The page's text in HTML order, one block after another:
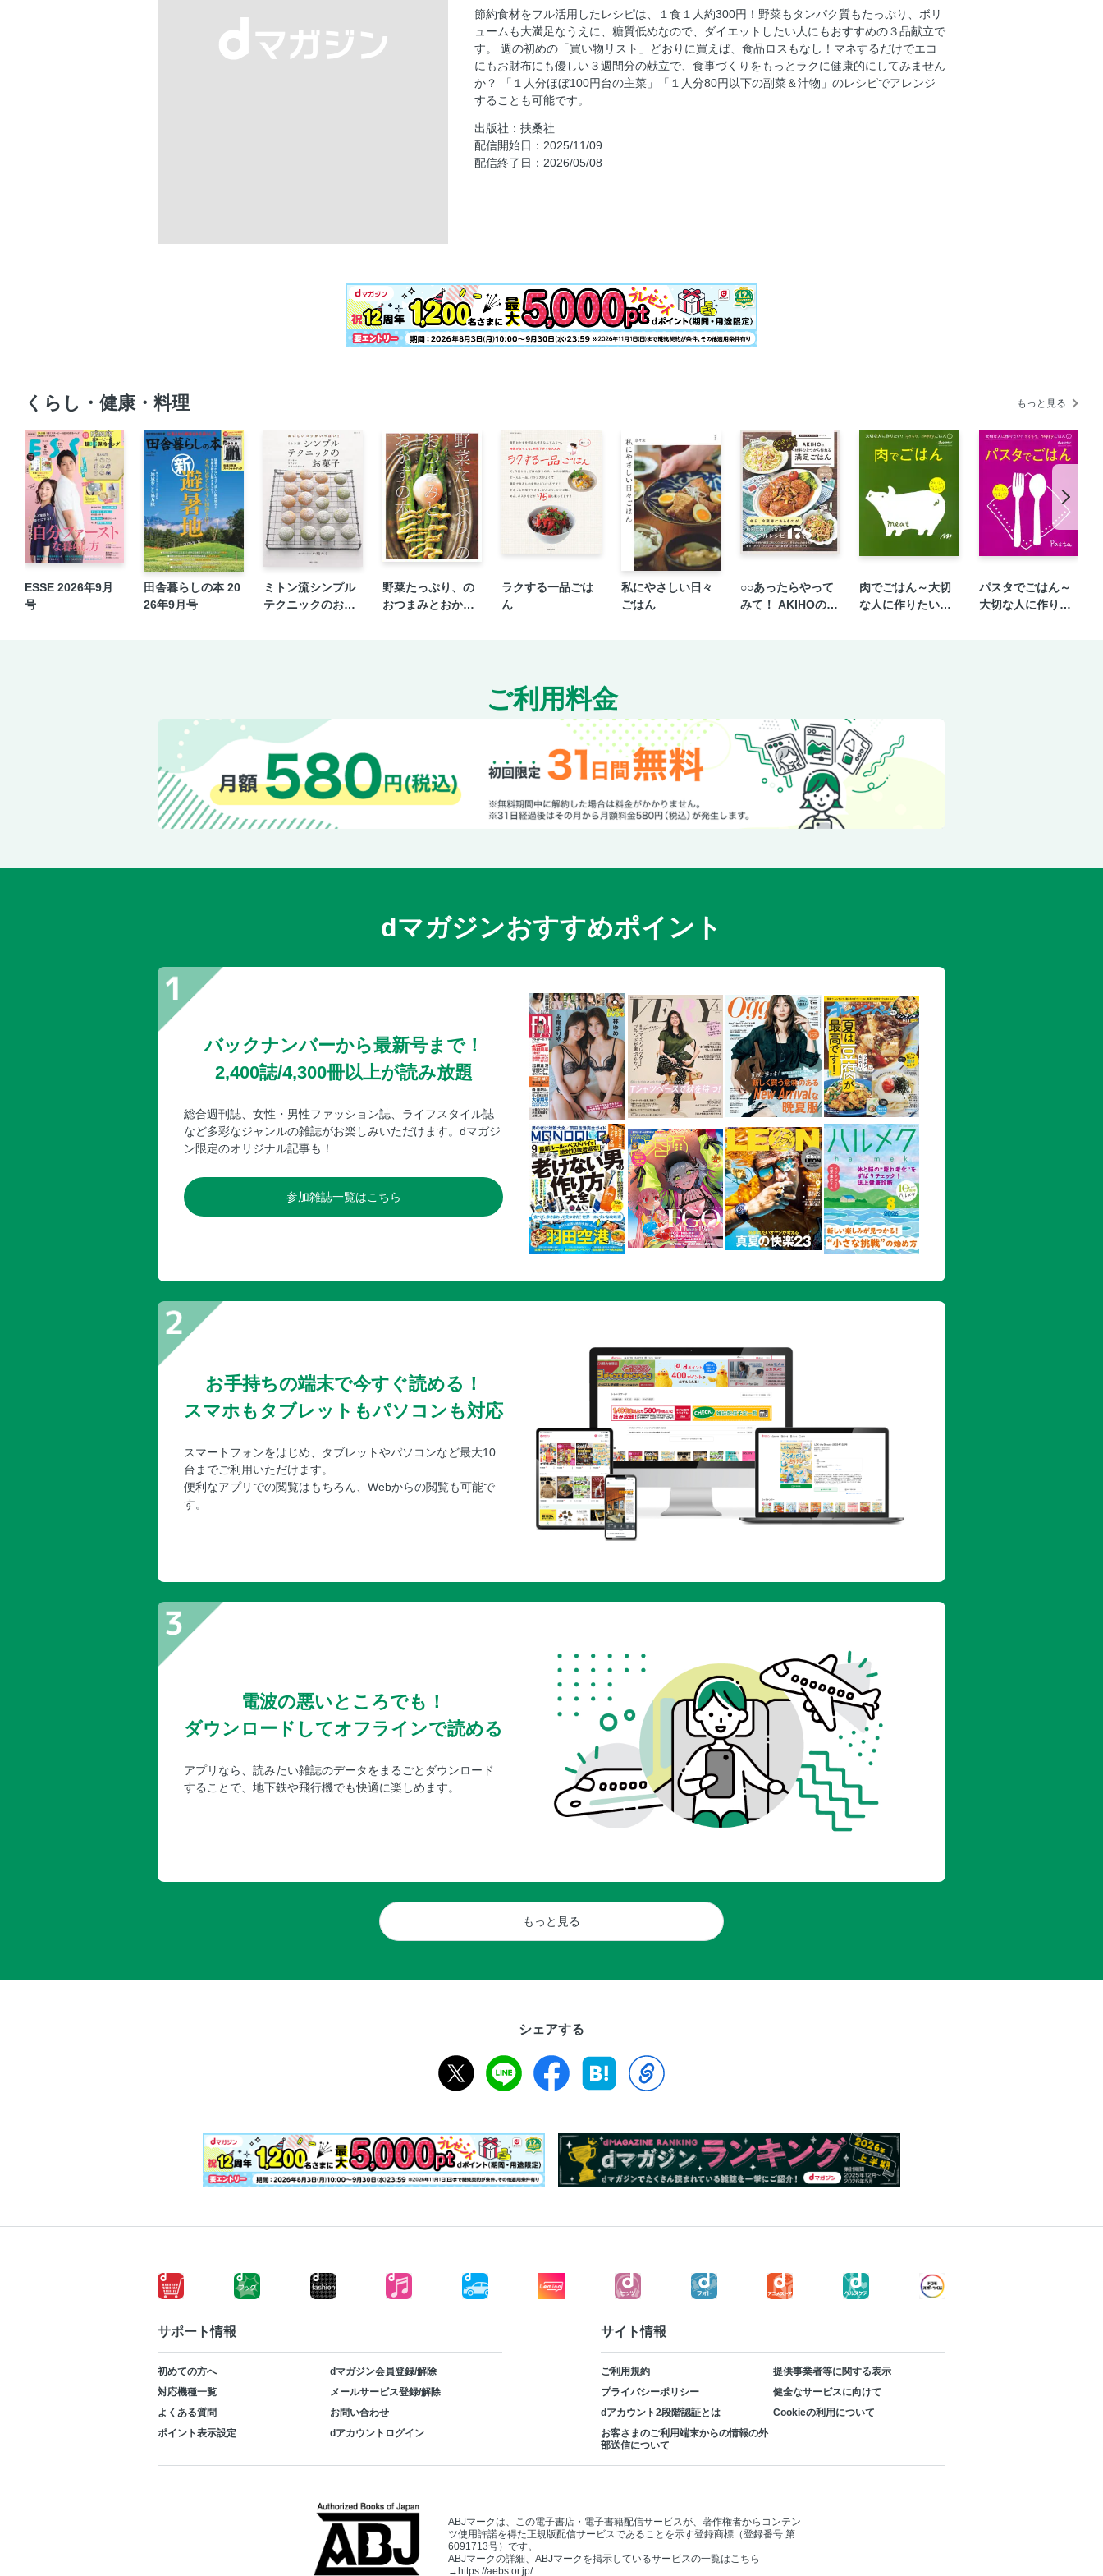
Part2 100円台！の主菜
Part3 80円以下！の副菜＆汁物
糖質オフの基本ルール5
裏表紙
節約食材をフル活用したレシピは、１食１人約300円！野菜もタンパク質もたっぷり、ボリ
ュームも大満足なうえに、糖質低めなので、ダイエットしたい人にもおすすめの３品献立で
す。 週の初めの「買い物リスト」どおりに買えば、食品ロスもなし！マネするだけでエコ
にもお財布にも優しい３週間分の献立で、食事づくりをもっとラクに健康的にしてみません
か？ 「１人分ほぼ100円台の主菜」「１人分80円以下の副菜＆汁物」のレシピでアレンジ
することも可能です。
出版社：扶桑社
配信開始日：2025/11/09
配信終了日：2026/05/08
くらし・健康・料理 もっと見る
ESSE 2026年9月
号
田舎暮らしの本 20
26年9月号
ミトン流シンプル
テクニックのお菓
野菜たっぷり、の
おつまみとおかず
ラクする一品ごは
ん
私にやさしい日々
ごはん
○○あったらやって
みて！ AKIHOの材
肉でごはん～大切
な人に作りたい！
パスタでごはん～
大切な人に作りた
ご利用料金
dマガジンおすすめポイント
バックナンバーから最新号まで！
2,400誌/4,300冊以上が読み放題
総合週刊誌、女性・男性ファッション誌、ライフスタイル誌
など多彩なジャンルの雑誌がお楽しみいただけます。dマガジ
ン限定のオリジナル記事も！
参加雑誌一覧はこちら
お手持ちの端末で今すぐ読める！
スマホもタブレットもパソコンも対応
スマートフォンをはじめ、タブレットやパソコンなど最大10
台までご利用いただけます。
便利なアプリでの閲覧はもちろん、Webからの閲覧も可能で
す。
電波の悪いところでも！
ダウンロードしてオフラインで読める
アプリなら、読みたい雑誌のデータをまるごとダウンロード
することで、地下鉄や飛行機でも快適に楽しめます。
もっと見る
シェアする
サポート情報
初めての方へ
dマガジン会員登録/解除
対応機種一覧
メールサービス登録/解除
よくある質問
お問い合わせ
ポイント表示設定
dアカウントログイン
サイト情報
ご利用規約
提供事業者等に関する表示
プライバシーポリシー
健全なサービスに向けて
dアカウント2段階認証とは
Cookieの利用について
お客さまのご利用端末からの情報の外
部送信について
ABJマークは、この電子書店・電子書籍配信サービスが、著作権者からコンテン
ツ使用許諾を得た正規版配信サービスであることを示す登録商標（登録番号 第
6091713号）です。
ABJマークの詳細、ABJマークを掲示しているサービスの一覧はこちら
→ https://aebs.or.jp/